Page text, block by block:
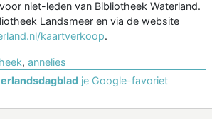
niet-leden van Bibliotheek Waterland.
Landsmeer en via de website
kaartverkoop.
, annelies
je Google-favoriet